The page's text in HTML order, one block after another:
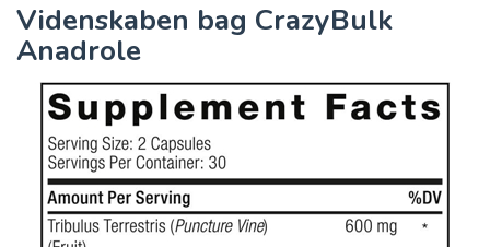
Videnskaben bag CrazyBulk
Anadrole